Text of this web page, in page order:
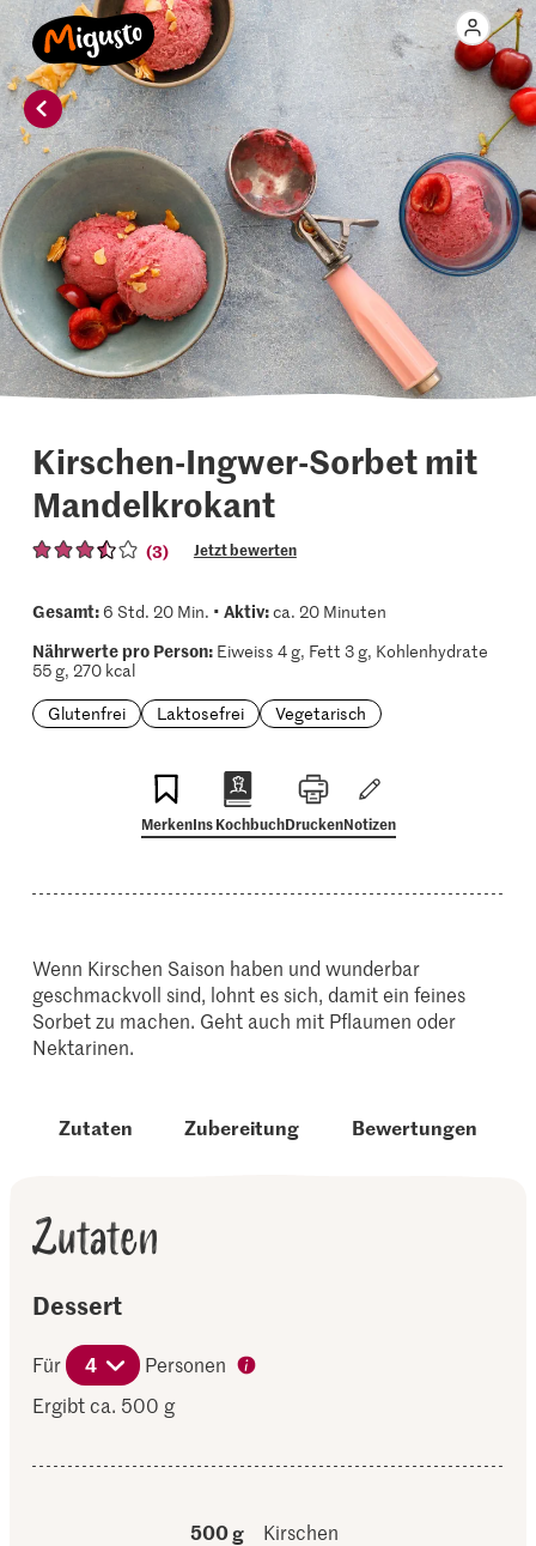
Kirschen-Ingwer-Sorbet mit
Mandelkrokant
(3) Jetzt bewerten
Gesamt:6 Std. 20 Min. • Aktiv:ca. 20 Minuten
Nährwerte pro Person:Eiweiss 4 g, Fett 3 g, Kohlenhydrate
55 g, 270 kcal
Glutenfrei
Laktosefrei Vegetarisch
MerkenIns KochbuchDruckenNotizen
Wenn Kirschen Saison haben und wunderbar
geschmackvoll sind, lohnt es sich, damit ein feines
Sorbet zu machen. Geht auch mit Pflaumen oder
Nektarinen.
Zutaten Zubereitung Bewertungen
Zutaten
Dessert
Für 4
Personen
Ergibt ca. 500 g
500 g
Kirschen